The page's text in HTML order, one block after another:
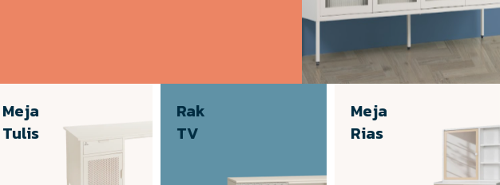
Meja
Tulis
Rak
TV
Meja
Rias